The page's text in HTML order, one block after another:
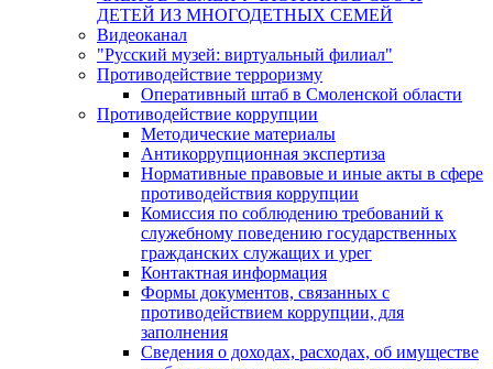
ДЕТЕЙ ИЗ МНОГОДЕТНЫХ СЕМЕЙ
Видеоканал
"Русский музей: виртуальный филиал"
Противодействие терроризму
Оперативный штаб в Смоленской области
Противодействие коррупции
Методические материалы
Антикоррупционная экспертиза
Нормативные правовые и иные акты в сфере
противодействия коррупции
Комиссия по соблюдению требований к
служебному поведению государственных
гражданских служащих и урег
Контактная информация
Формы документов, связанных с
противодействием коррупции, для
заполнения
Сведения о доходах, расходах, об имуществе